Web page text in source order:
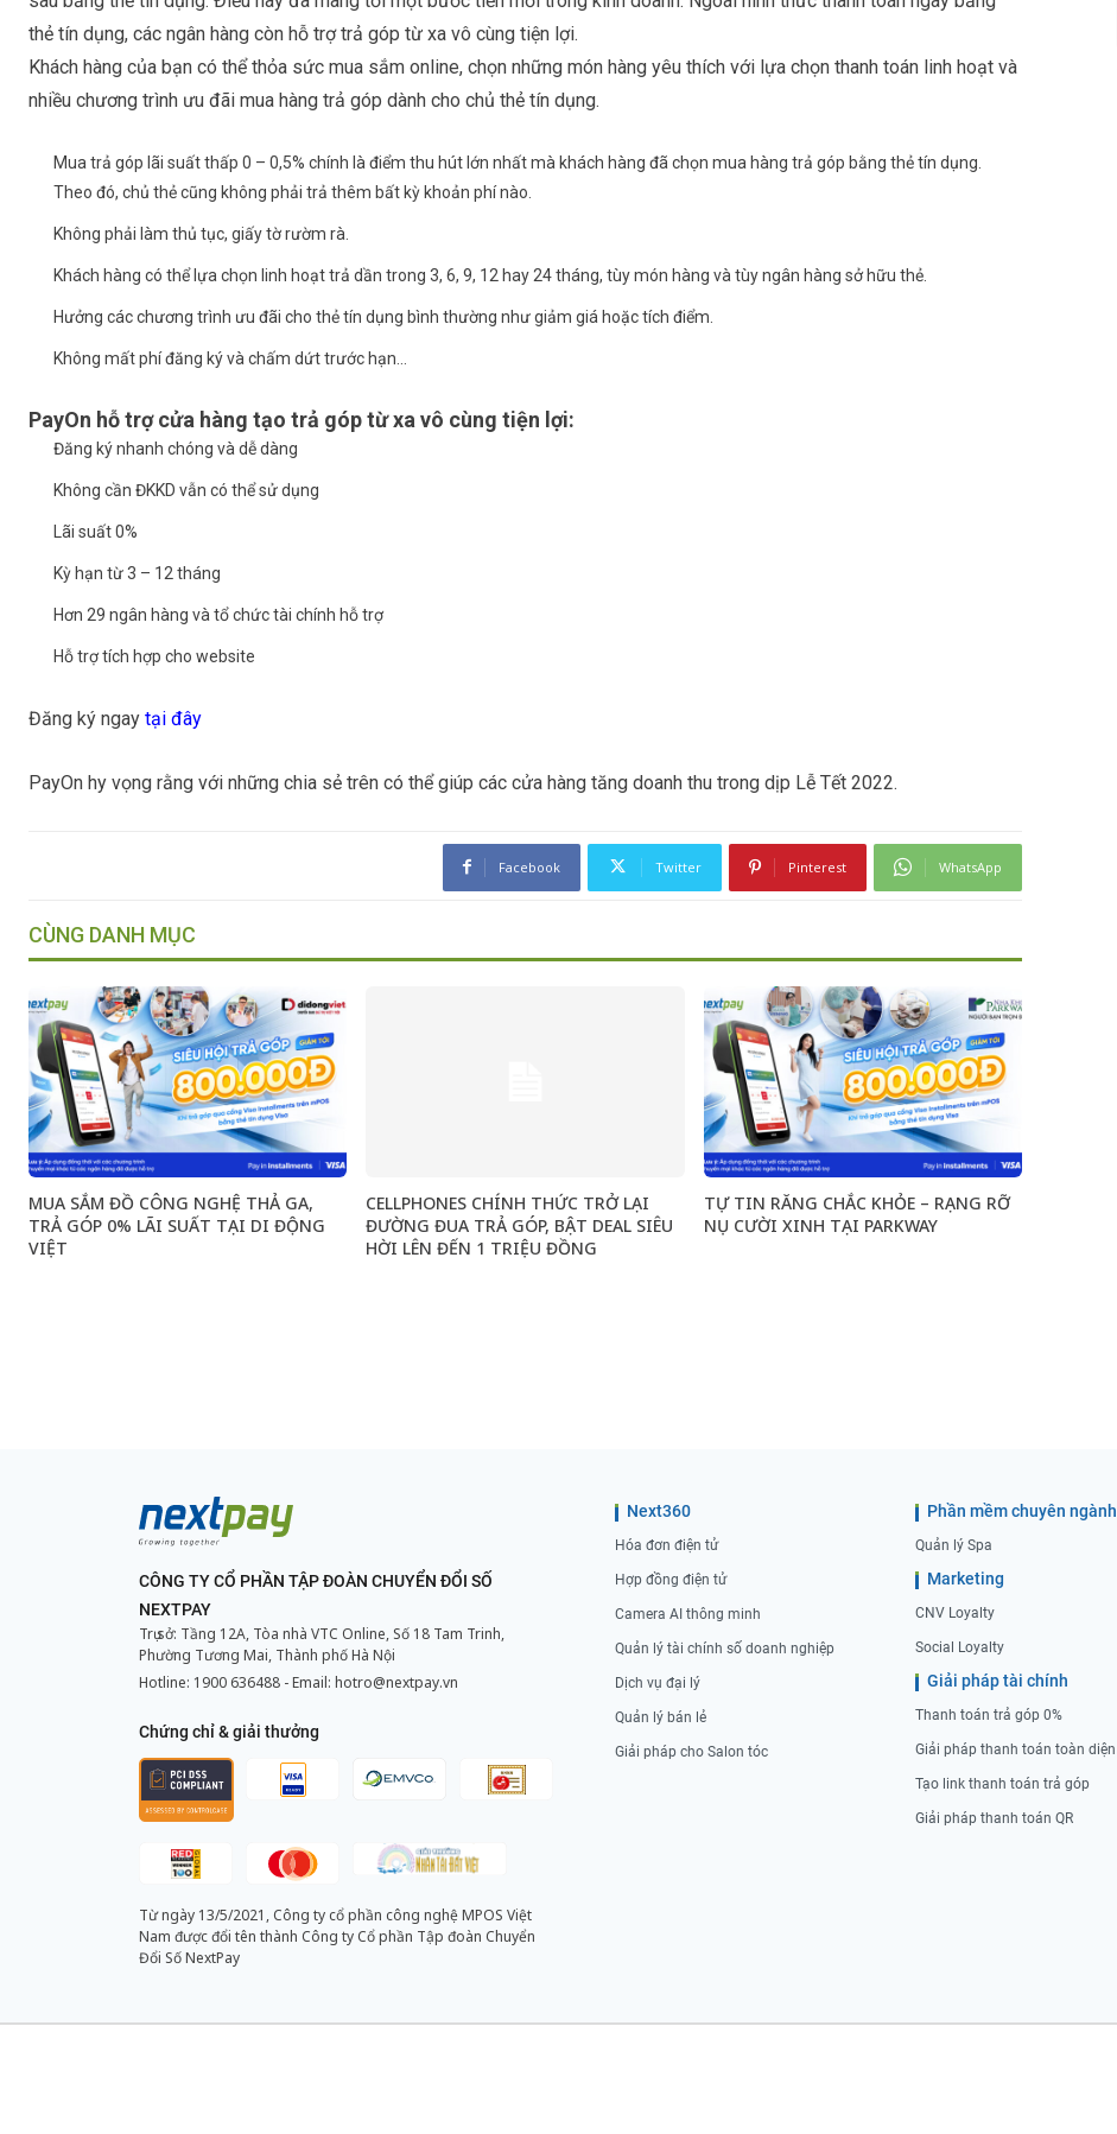
thẻ tín dụng, các ngân hàng còn hỗ trợ trả góp từ xa vô cùng tiện lợi.
Khách hàng của bạn có thể thỏa sức mua sắm online, chọn những món hàng yêu thích với lựa chọn thanh toán linh hoạt và
nhiều chương trình ưu đãi mua hàng trả góp dành cho chủ thẻ tín dụng.
Mua trả góp lãi suất thấp 0 – 0,5% chính là điểm thu hút lớn nhất mà khách hàng đã chọn mua hàng trả góp bằng thẻ tín dụng.
Theo đó, chủ thẻ cũng không phải trả thêm bất kỳ khoản phí nào.
Không phải làm thủ tục, giấy tờ rườm rà.
Khách hàng có thể lựa chọn linh hoạt trả dần trong 3, 6, 9, 12 hay 24 tháng, tùy món hàng và tùy ngân hàng sở hữu thẻ.
Hưởng các chương trình ưu đãi cho thẻ tín dụng bình thường như giảm giá hoặc tích điểm.
Không mất phí đăng ký và chấm dứt trước hạn…
PayOn hỗ trợ cửa hàng tạo trả góp từ xa vô cùng tiện lợi:
Đăng ký nhanh chóng và dễ dàng
Không cần ĐKKD vẫn có thể sử dụng
Lãi suất 0%
Kỳ hạn từ 3 – 12 tháng
Hơn 29 ngân hàng và tổ chức tài chính hỗ trợ
Hỗ trợ tích hợp cho website
Đăng ký ngay tại đây
PayOn hy vọng rằng với những chia sẻ trên có thể giúp các cửa hàng tăng doanh thu trong dịp Lễ Tết 2022.
Facebook Twitter Pinterest WhatsApp
CÙNG DANH MỤC
MUA SẮM ĐỒ CÔNG NGHỆ THẢ GA,
TRẢ GÓP 0% LÃI SUẤT TẠI DI ĐỘNG
VIỆT
CELLPHONES CHÍNH THỨC TRỞ LẠI
ĐƯỜNG ĐUA TRẢ GÓP, BẬT DEAL SIÊU
HỜI LÊN ĐẾN 1 TRIỆU ĐỒNG
TỰ TIN RĂNG CHẮC KHỎE – RẠNG RỠ
NỤ CƯỜI XINH TẠI PARKWAY
CÔNG TY CỔ PHẦN TẬP ĐOÀN CHUYỂN ĐỔI SỐ
NEXTPAY
Trụ sở: Tầng 12A, Tòa nhà VTC Online, Số 18 Tam Trinh,
Phường Tương Mai, Thành phố Hà Nội
Hotline: 1900 636488 - Email: hotro@nextpay.vn
Chứng chỉ & giải thưởng
Từ ngày 13/5/2021, Công ty cổ phần công nghệ MPOS Việt
Nam được đổi tên thành Công ty Cổ phần Tập đoàn Chuyển
Đổi Số NextPay
Next360
Hóa đơn điện tử
Hợp đồng điện tử
Camera AI thông minh
Quản lý tài chính số doanh nghiệp
Dịch vụ đại lý
Quản lý bán lẻ
Giải pháp cho Salon tóc
Phần mềm chuyên ngành
Quản lý Spa
Marketing
CNV Loyalty
Social Loyalty
Giải pháp tài chính
Thanh toán trả góp 0%
Giải pháp thanh toán toàn diện
Tạo link thanh toán trả góp
Giải pháp thanh toán QR